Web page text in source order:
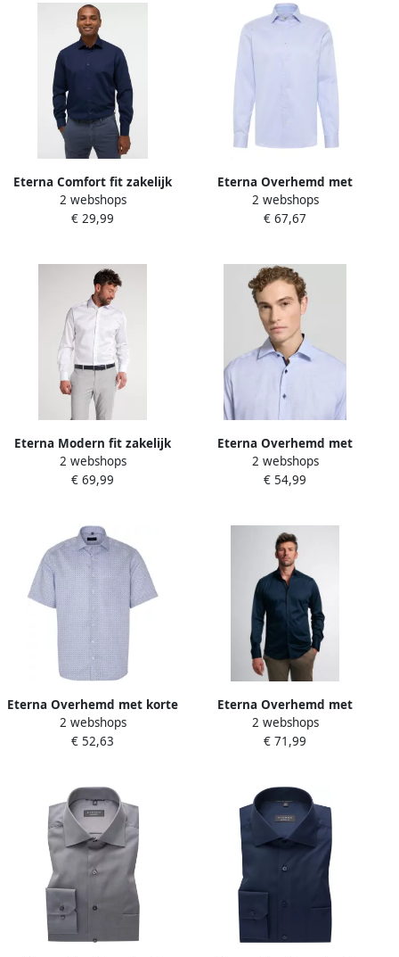
Eterna Comfort fit zakelijk
overhemd met borstzak
model 'Kent'
2 webshops
€ 29,99
Eterna Overhemd met
lange mouwen MODERN FIT
NON IRON (strijkvrij)
2 webshops
€ 67,67
Eterna Modern fit zakelijk
overhemd met kentkraag
en sportmanchetten
2 webshops
€ 69,99
Eterna Overhemd met
lange mouwen MODERN FIT
NON IRON (strijkvrij)
2 webshops
€ 54,99
Eterna Overhemd met korte
mouwen Comfort fit NON
IRON (strijkvrij)
2 webshops
€ 52,63
Eterna Overhemd met
lange mouwen MODERN FIT
NON IRON (strijkvrij)
2 webshops
€ 71,99